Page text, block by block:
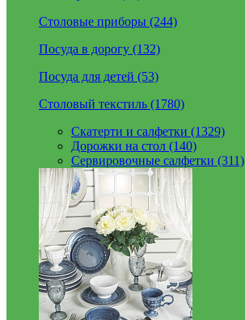
Столовые приборы (244)
Посуда в дорогу (132)
Посуда для детей (53)
Столовый текстиль (1780)
Скатерти и салфетки (1329)
Дорожки на стол (140)
Сервировочные салфетки (311)